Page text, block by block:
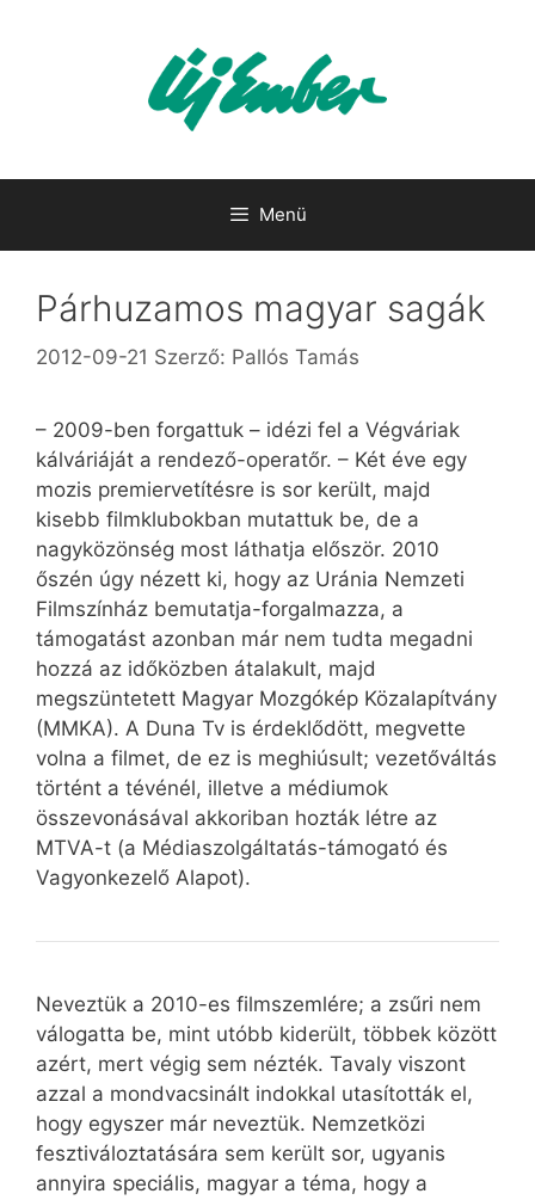
Menü
Párhuzamos magyar sagák
2012-09-21 Szerző: Pallós Tamás
– 2009-ben forgattuk – idézi fel a Végváriak
kálváriáját a rendező-operatőr. – Két éve egy
mozis premiervetítésre is sor került, majd
kisebb filmklubokban mutattuk be, de a
nagyközönség most láthatja először. 2010
őszén úgy nézett ki, hogy az Uránia Nemzeti
Filmszínház bemutatja-forgalmazza, a
támogatást azonban már nem tudta megadni
hozzá az időközben átalakult, majd
megszüntetett Magyar Mozgókép Közalapítvány
(MMKA). A Duna Tv is érdeklődött, megvette
volna a filmet, de ez is meghiúsult; vezetőváltás
történt a tévénél, illetve a médiumok
összevonásával akkoriban hozták létre az
MTVA-t (a Médiaszolgáltatás-támogató és
Vagyonkezelő Alapot).
Neveztük a 2010-es filmszemlére; a zsűri nem
válogatta be, mint utóbb kiderült, többek között
azért, mert végig sem nézték. Tavaly viszont
azzal a mondvacsinált indokkal utasították el,
hogy egyszer már neveztük. Nemzetközi
fesztiváloztatására sem került sor, ugyanis
annyira speciális, magyar a téma, hogy a